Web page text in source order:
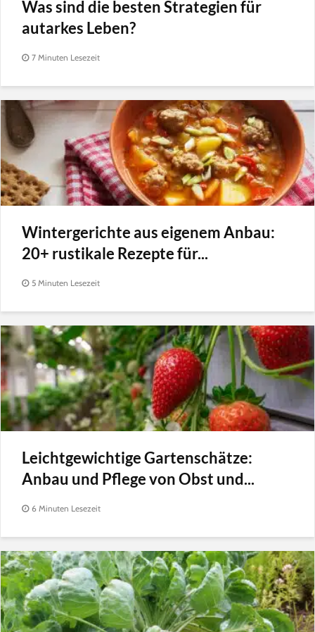
Was sind die besten Strategien für
autarkes Leben?
7 Minuten Lesezeit
Wintergerichte aus eigenem Anbau:
20+ rustikale Rezepte für...
5 Minuten Lesezeit
Leichtgewichtige Gartenschätze:
Anbau und Pflege von Obst und...
6 Minuten Lesezeit